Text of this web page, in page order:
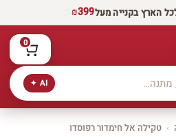
הארץ בקנייה מעל₪399
AI ✦
0
› טקילה אל חימדור רפוסדו